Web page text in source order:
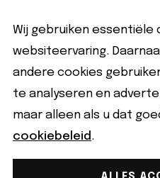
Partnerbijdrage
Disclaimer
Volg ons
Wij gebruiken
websiteervaring.
andere cookies
te analyseren en
maar alleen als u dat
cookiebeleid .